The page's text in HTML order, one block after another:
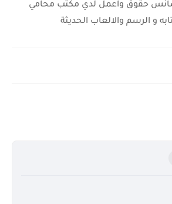
حقوق واعمل لدي مكتب محامي
و الرسم والالعاب الحديثة